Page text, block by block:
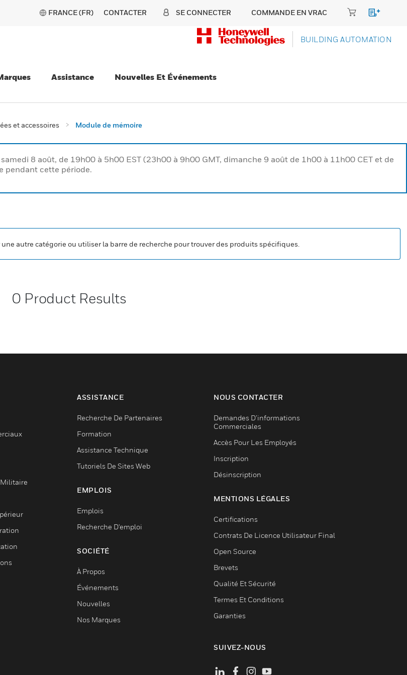
FRANCE (FR) CONTACTER SE CONNECTER COMMANDE EN VRAC
BUILDING AUTOMATION
Assistance Nouvelles Et Événements
et accessoires Module de mémoire
8 août, de 19h00 à 5h00 EST (23h00 à 9h00 GMT, dimanche 9 août de 1h00 à 11h00 CET et de
pendant cette période.
autre catégorie ou utiliser la barre de recherche pour trouver des produits spécifiques.
0 Product Results
ASSISTANCE
Recherche De Partenaires
Formation
Assistance Technique
Tutoriels De Sites Web
EMPLOIS
Emplois
Recherche D'emploi
SOCIÉTÉ
À Propos
Événements
Nouvelles
Nos Marques
NOUS CONTACTER
Demandes D’informations
Commerciales
Accès Pour Les Employés
Inscription
Désinscription
MENTIONS LÉGALES
Certifications
Contrats De Licence Utilisateur Final
Open Source
Brevets
Qualité Et Sécurité
Termes Et Conditions
Garanties
SUIVEZ-NOUS